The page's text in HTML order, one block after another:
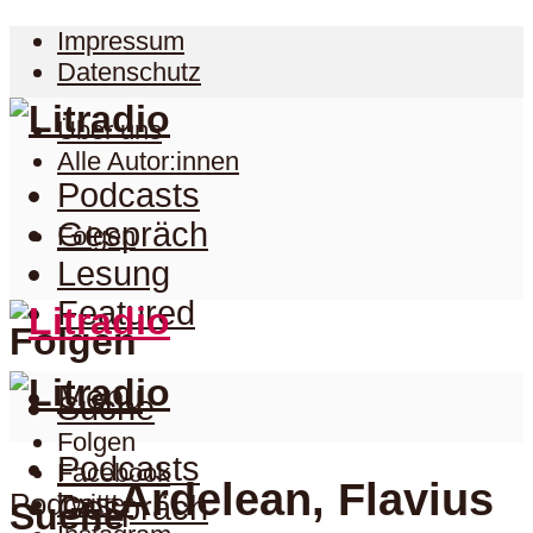
Impressum
Datenschutz
Über uns
Alle Autor:innen
Folgen
Folgen
Folgen
Facebook
Twitter
Podcasts
Gespräch
Lesung
Featured
Menu
Suche
Suche
Podcasts
Gespräch
PodcastArdelean, Flavius